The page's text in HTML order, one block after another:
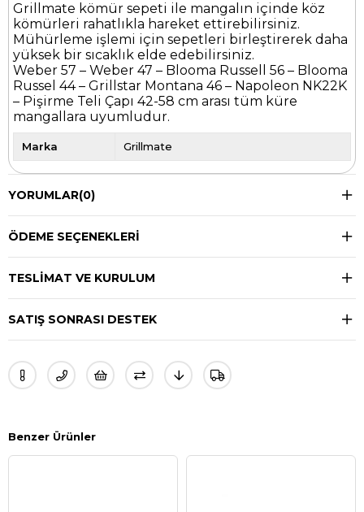
Grillmate kömür sepeti ile mangalın içinde köz
kömürleri rahatlıkla hareket ettirebilirsiniz.
Mühürleme işlemi için sepetleri birleştirerek daha
yüksek bir sıcaklık elde edebilirsiniz.
Weber 57 – Weber 47 – Blooma Russell 56 – Blooma
Russel 44 – Grillstar Montana 46 – Napoleon NK22K
– Pişirme Teli Çapı 42-58 cm arası tüm küre
mangallara uyumludur.
Marka Grillmate
YORUMLAR(0)
ÖDEME SEÇENEKLERI
TESLIMAT VE KURULUM
SATIŞ SONRASI DESTEK
Benzer Ürünler